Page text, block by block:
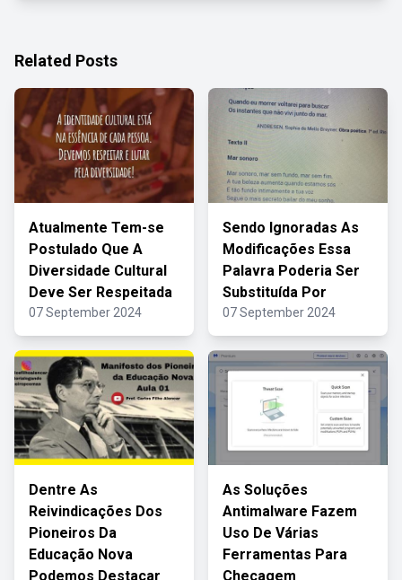
Related Posts
Atualmente Tem-se
Postulado Que A
Diversidade Cultural
Deve Ser Respeitada
07 September 2024
Sendo Ignoradas As
Modificações Essa
Palavra Poderia Ser
Substituída Por
07 September 2024
Dentre As
Reivindicações Dos
Pioneiros Da
Educação Nova
Podemos Destacar
As Soluções
Antimalware Fazem
Uso De Várias
Ferramentas Para
Checagem